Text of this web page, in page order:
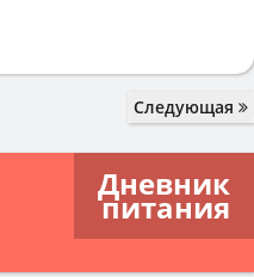
Следующая
Дневник
питания